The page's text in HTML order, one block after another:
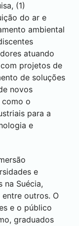
(1)
do ar e
ambiental
atuando
projetos de
de soluções
novos
como o
para a
e
e
na Suécia,
entre outros. O
e o público
graduados